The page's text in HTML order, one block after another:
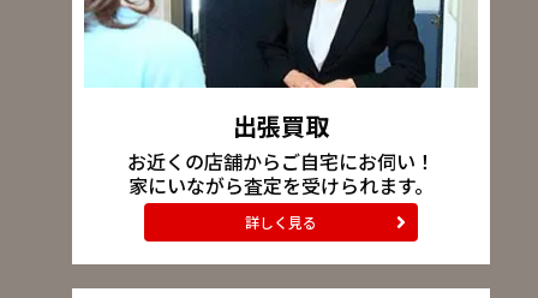
出張買取
お近くの店舗からご自宅にお伺い！
家にいながら査定を受けられます。
詳しく見る